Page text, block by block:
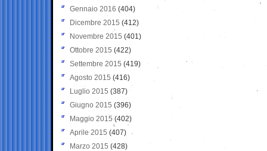
Gennaio 2016 (404)
Dicembre 2015 (412)
Novembre 2015 (401)
Ottobre 2015 (422)
Settembre 2015 (419)
Agosto 2015 (416)
Luglio 2015 (387)
Giugno 2015 (396)
Maggio 2015 (402)
Aprile 2015 (407)
Marzo 2015 (428)